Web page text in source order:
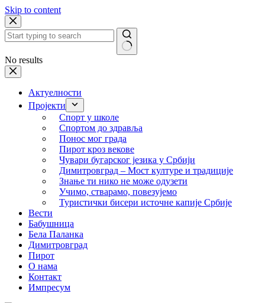
Skip to content
No results
Актуелности
Пројекти
Спорт у школе
Спортом до здравља
Понос мог града
Пирот кроз векове
Чувари бугарског језика у Србији
Димитровград – Мост културе и традиције
Знање ти нико не може одузети
Учимо, стварамо, повезујемо
Туристички бисери источне капије Србије
Вести
Бабушница
Бела Паланка
Димитровград
Пирот
О нама
Контакт
Импресум